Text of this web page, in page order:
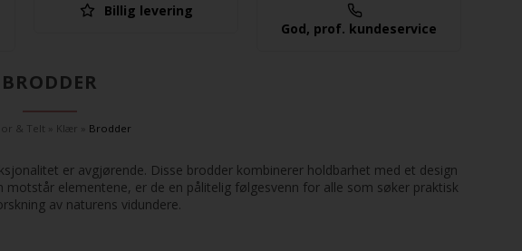
I altBillig levering
God, prof. kundeservice
BRODDER
& Telt Klær Brodder
er avgjørende. Disse brodder kombinerer holdbarhet med et design
elementene, er de en pålitelig følgesvenn for alle som søker praktisk
av naturens vidundere.